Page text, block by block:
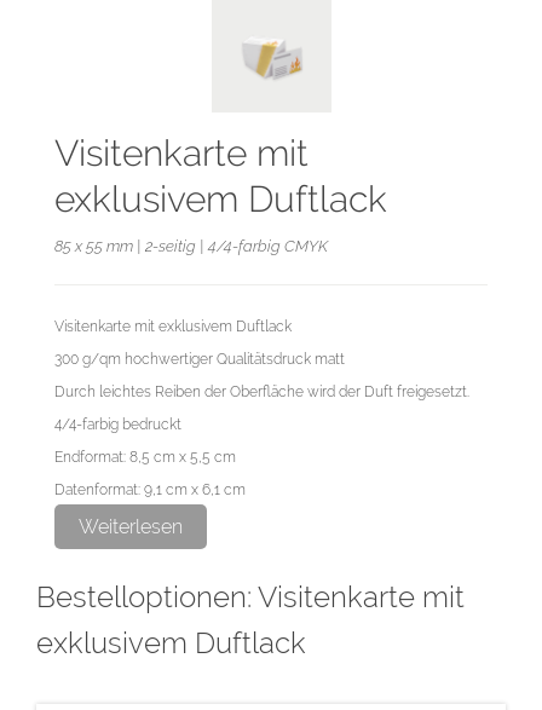
Visitenkarte mit
exklusivem Duftlack
85 x 55 mm | 2-seitig | 4/4-farbig CMYK
Visitenkarte mit exklusivem Duftlack
300 g/qm hochwertiger Qualitätsdruck matt
Durch leichtes Reiben der Oberfläche wird der Duft freigesetzt.
4/4-farbig bedruckt
Endformat: 8,5 cm x 5,5 cm
Datenformat: 9,1 cm x 6,1 cm
Zeitfenster kann sich je nach Witterung und Sonneneinstrahlung
Weiterlesen
Bestelloptionen: Visitenkarte mit
exklusivem Duftlack